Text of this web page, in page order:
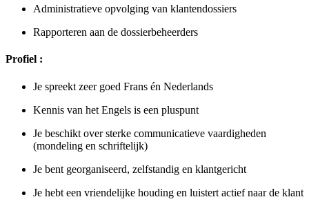
Administratieve opvolging van klantendossiers
Rapporteren aan de dossierbeheerders
Profiel :
Je spreekt zeer goed Frans én Nederlands
Kennis van het Engels is een pluspunt
Je beschikt over sterke communicatieve vaardigheden
(mondeling en schriftelijk)
Je bent georganiseerd, zelfstandig en klantgericht
Je hebt een vriendelijke houding en luistert actief naar de klant